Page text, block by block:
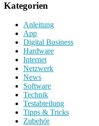
Kategorien
Anleitung
App
Digital Business
Hardware
Internet
Netzwerk
News
Software
Technik
Testabteilung
Tipps & Tricks
Zubehör